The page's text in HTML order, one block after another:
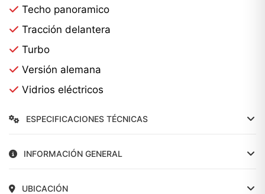
Techo panoramico
Tracción delantera
Turbo
Versión alemana
Vidrios eléctricos
ESPECIFICACIONES TÉCNICAS
INFORMACIÓN GENERAL
UBICACIÓN